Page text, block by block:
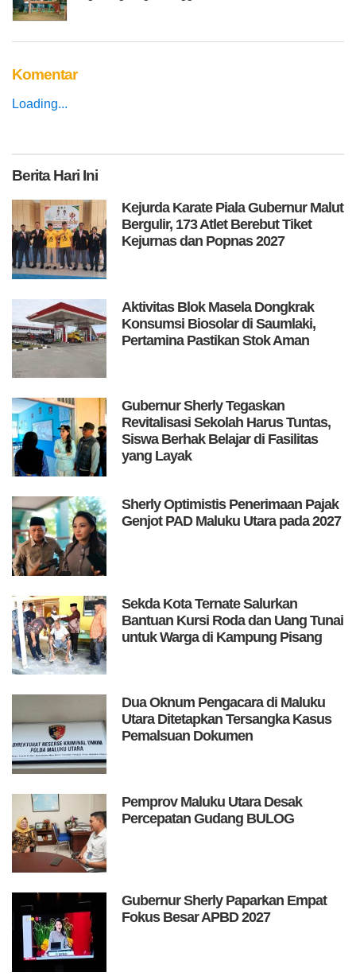
Komentar
Loading...
BeritaHari Ini
Kejurda Karate Piala Gubernur Malut
Bergulir, 173 Atlet Berebut Tiket
Kejurnas dan Popnas 2027
Aktivitas Blok Masela Dongkrak
Konsumsi Biosolar di Saumlaki,
Pertamina Pastikan Stok Aman
Gubernur Sherly Tegaskan
Revitalisasi Sekolah Harus Tuntas,
Siswa Berhak Belajar di Fasilitas
yang Layak
Sherly Optimistis Penerimaan Pajak
Genjot PAD Maluku Utara pada 2027
Sekda Kota Ternate Salurkan
Bantuan Kursi Roda dan Uang Tunai
untuk Warga di Kampung Pisang
Dua Oknum Pengacara di Maluku
Utara Ditetapkan Tersangka Kasus
Pemalsuan Dokumen
Pemprov Maluku Utara Desak
Percepatan Gudang BULOG
Gubernur Sherly Paparkan Empat
Fokus Besar APBD 2027